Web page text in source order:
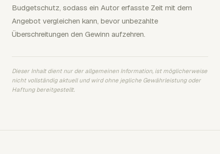
Budgetschutz, sodass ein Autor erfasste Zeit mit dem
Angebot vergleichen kann, bevor unbezahlte
Überschreitungen den Gewinn aufzehren.
Dieser Inhalt dient nur der allgemeinen Information, ist möglicherweise
nicht vollständig aktuell und wird ohne jegliche Gewährleistung oder
Haftung bereitgestellt.